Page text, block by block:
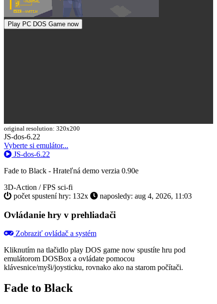
Play PC DOS Game now
original resolution: 320x200
JS-dos-6.22
Dropdown
Vyberte si emulátor...
JS-dos-6.22
Fade to Black - Hrateľná demo verzia 0.90e
3D-Action / FPS sci-fi
počet spustení hry: 132x
naposledy: aug 4, 2026, 11:03
Ovládanie hry v prehliadači
Zobraziť ovládač a systém
Kliknutím na tlačidlo play DOS game now spustíte hru pod
emulátorom DOSBox a ovládate pomocou
klávesnice/myši/joysticku, rovnako ako na starom počítači.
Fade to Black